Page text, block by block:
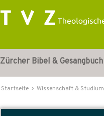
Zürcher Bibel & Gesangbuch
Startseite Wissenschaft & Studium